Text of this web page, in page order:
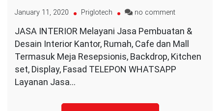
January 11, 2020 Priglotech no commenton
Interior
JASA INTERIOR Melayani Jasa Pembuatan &
Desain Interior Kantor, Rumah, Cafe dan Mall
Termasuk Meja Resepsionis, Backdrop, Kitchen
set, Display, Fasad TELEPON WHATSAPP
Layanan Jasa…